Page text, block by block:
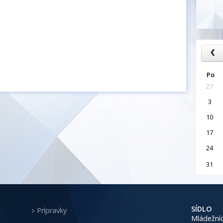
Po
27
3
10
17
24
31
Prípravky
SÍDLO